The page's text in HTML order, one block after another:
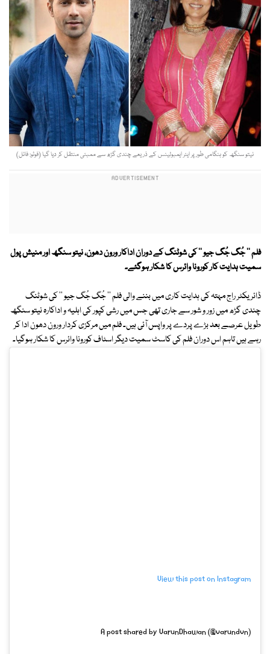
نیتو سنگھ کو ہنگامی طور پر ایئر ایمبولینس کے ذریعے چندی گڑھ سے ممبئی منتقل کر دیا گیا (فوٹو: فائل)
فلم '' جُگ جُگ جیو '' کی شوٹنگ کے دوران اداکار ورون دھون، نیتو سنگھ اور منیش پول
سمیت ہدایت کار کورونا وائرس کا شکار ہوگئے۔
ڈائریکٹر راج مہتہ کی ہدایت کاری میں بننے والی فلم '' جُگ جُگ جیو '' کی شوٹنگ
چندی گڑھ میں زور و شور سے جاری تھی جس میں رشی کپور کی اہلیہ و اداکارہ نیتو سنگھ
طویل عرصے بعد بڑے پردے پر واپس آئی ہیں۔ فلم میں مرکزی کردار ورون دھون ادا کر
رہے ہیں تاہم اس دوران فلم کی کاسٹ سمیت دیگر اسٹاف کورونا وائرس کا شکار ہوگیا۔
View this post on Instagram
A post shared by VarunDhawan (@varundvn)